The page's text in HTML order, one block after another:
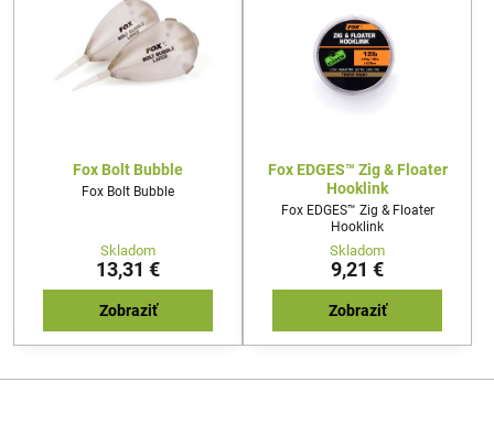
Fox Bolt Bubble
Fox Bolt Bubble
Skladom
13,31 €
Zobraziť
Fox EDGES™ Zig & Floater
Hooklink
Fox EDGES™ Zig & Floater
Hooklink
Skladom
9,21 €
Zobraziť